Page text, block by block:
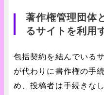
著作権管理団体
るサイトを利用
包括契約を結んでいる
が代わりに書作権の手
め、投稿者は手続きな